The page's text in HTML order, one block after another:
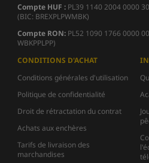
Compte HUF : PL39 1140 2004 0000
(BIC: BREXPLPWMBK)
Compte RON: PL52 1090 1766 0000
WBKPPLPP)
CONDITIONS D'ACHAT
Conditions générales d'utilisation
Politique de confidentialité
Droit de rétractation du contrat
Achats aux enchères
Tarifs de livraison des
marchandises